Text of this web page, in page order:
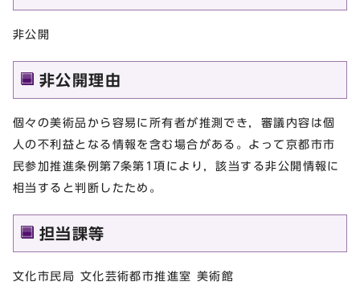
非公開
非公開理由
個々の美術品から容易に所有者が推測でき，審議内容は個
人の不利益となる情報を含む場合がある。よって京都市市
民参加推進条例第7条第1項により，該当する非公開情報に
相当すると判断したため。
担当課等
文化市民局 文化芸術都市推進室 美術館